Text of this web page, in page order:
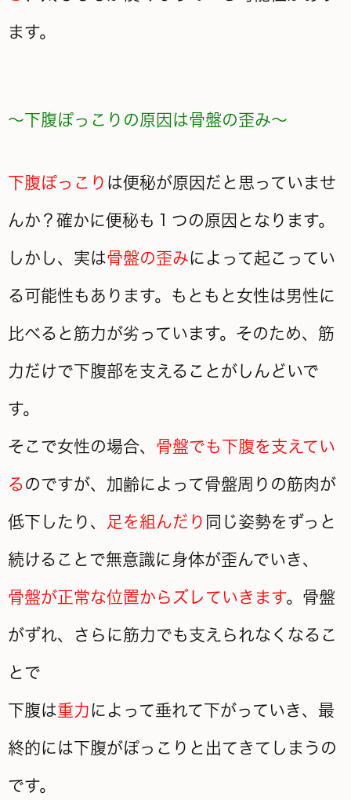
ます。
～下腹ぽっこりの原因は骨盤の歪み～
下腹ぽっこり は便秘が原因だと思っていませ
んか？確かに便秘も１つの原因となります。
しかし、実は骨盤の歪みによって起こってい
る可能性もあります。もともと女性は男性に
比べると筋力が劣っています。そのため、筋
力だけで下腹部を支えることがしんどいで
す。
そこで女性の場合、 骨盤でも下腹を支えてい
るのですが、加齢によって骨盤周りの筋肉が
低下したり、 足を組んだり 同じ姿勢をずっと
続けることで無意識に身体が歪んでいき、
骨盤が正常な位置からズレていきます。骨盤
がずれ、さらに筋力でも支えられなくなるこ
とで
下腹は重力によって垂れて下がっていき、最
終的には下腹がぽっこりと出てきてしまうの
です。